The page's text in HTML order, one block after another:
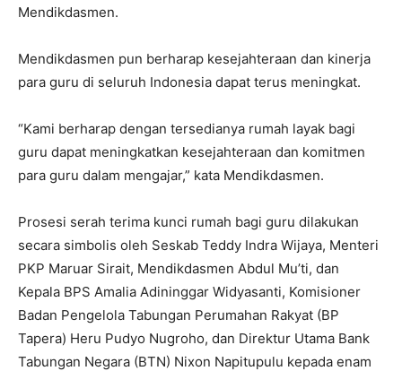
Mendikdasmen.
Mendikdasmen pun berharap kesejahteraan dan kinerja
para guru di seluruh Indonesia dapat terus meningkat.
“Kami berharap dengan tersedianya rumah layak bagi
guru dapat meningkatkan kesejahteraan dan komitmen
para guru dalam mengajar,” kata Mendikdasmen.
Prosesi serah terima kunci rumah bagi guru dilakukan
secara simbolis oleh Seskab Teddy Indra Wijaya, Menteri
PKP Maruar Sirait, Mendikdasmen Abdul Mu’ti, dan
Kepala BPS Amalia Adininggar Widyasanti, Komisioner
Badan Pengelola Tabungan Perumahan Rakyat (BP
Tapera) Heru Pudyo Nugroho, dan Direktur Utama Bank
Tabungan Negara (BTN) Nixon Napitupulu kepada enam